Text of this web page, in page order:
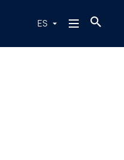
ES